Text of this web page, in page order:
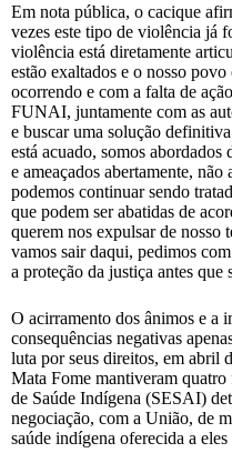
Em nota pública, o cacique
vezes este tipo de violência já
violência está diretamente
estão exaltados e o nosso
ocorrendo e com a falta de
FUNAI, juntamente com as
e buscar uma solução
está acuado, somos abordados
e ameaçados abertamente,
podemos continuar sendo
que podem ser abatidas de
querem nos expulsar de nosso
vamos sair daqui, pedimos
a proteção da justiça antes que
O acirramento dos ânimos e a
consequências negativas
luta por seus direitos, em abril
Mata Fome mantiveram
de Saúde Indígena (SESAI)
negociação, com a União, de
saúde indígena oferecida a eles